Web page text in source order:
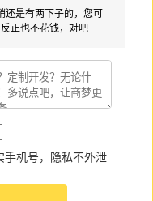
还是有两下子的，您可
正也不花钱，对吧
手机号，隐私不外泄